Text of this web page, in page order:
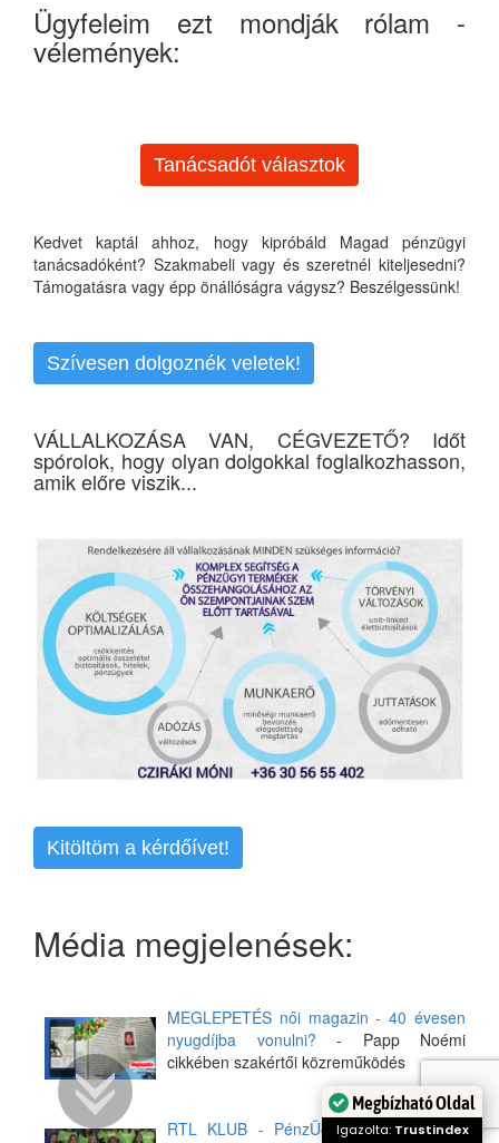
Ügyfeleim ezt mondják rólam -
vélemények:
Tanácsadót választok
Kedvet kaptál ahhoz, hogy kipróbáld Magad pénzügyi
tanácsadóként? Szakmabeli vagy és szeretnél kiteljesedni?
Támogatásra vagy épp önállóságra vágysz? Beszélgessünk!
Szívesen dolgoznék veletek!
VÁLLALKOZÁSA VAN, CÉGVEZETŐ? Időt
spórolok, hogy olyan dolgokkal foglalkozhasson,
amik előre viszik...
Kitöltöm a kérdőívet!
Média megjelenések:
MEGLEPETÉS női magazin - 40 évesen
nyugdíjba vonulni? - Papp Noémi
cikkében szakértői közreműködés
RTL KLUB - PénzÜgyesek vetélkedő-
Megbízható Oldal
Igazolta: Trustindex